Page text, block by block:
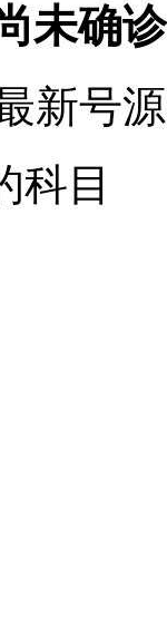
未确
新号
科目